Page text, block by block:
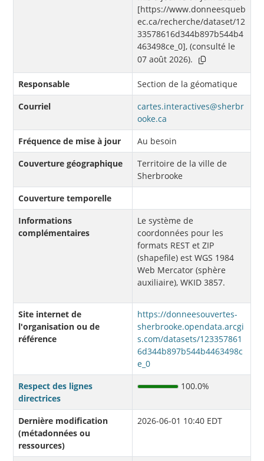
[https://www.donneesqueb
ec.ca/recherche/dataset/12
33578616d344b897b544b4
463498ce_0], (consulté le
07 août 2026).
Responsable
Section de la géomatique
Courriel
cartes.interactives@sherbr
ooke.ca
Fréquence de mise à jour
Au besoin
Couverture géographique
Territoire de la ville de
Sherbrooke
Couverture temporelle
Informations
complémentaires
Le système de
coordonnées pour les
formats REST et ZIP
(shapefile) est WGS 1984
Web Mercator (sphère
auxiliaire), WKID 3857.
Site internet de
l'organisation ou de
référence
https://donneesouvertes-
sherbrooke.opendata.arcgi
s.com/datasets/123357861
6d344b897b544b4463498c
e_0
Respect des lignes
directrices
100.0%
Dernière modification
(métadonnées ou
ressources)
2026-06-01 10:40 EDT